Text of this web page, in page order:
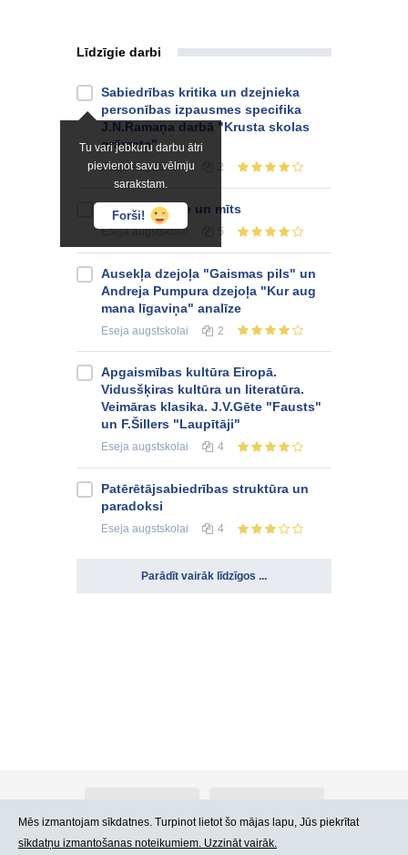
Līdzīgie darbi
Tu vari jebkuru darbu ātri
pievienot savu vēlmju
sarakstam.
Forši!
Sabiedrības kritika un dzejnieka
personības izpausmes specifika
J.N.Ramaņa darbā "Krusta skolas
grāmata"
Esejaaugstskolai 2
"Ass" realitāte un mīts
Esejaaugstskolai 5
Ausekļa dzejoļa "Gaismas pils" un
Andreja Pumpura dzejoļa "Kur aug
mana līgaviņa" analīze
Eseja augstskolai 2
Apgaismības kultūra Eiropā.
Vidusšķiras kultūra un literatūra.
Veimāras klasika. J.V.Gēte "Fausts"
un F.Šillers "Laupītāji"
Eseja augstskolai 4
Patērētājsabiedrības struktūra un
paradoksi
Eseja augstskolai 4
Parādīt vairāk līdzīgos ...
Mēs izmantojam sīkdatnes. Turpinot lietot šo mājas lapu, Jūs piekrītat
sīkdatņu izmantošanas noteikumiem. Uzzināt vairāk.